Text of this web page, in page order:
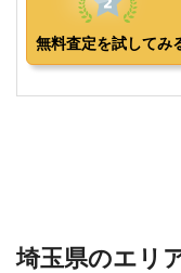
埼玉県のエリ